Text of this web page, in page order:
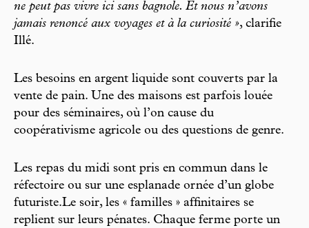
ne peut pas vivre ici sans bagnole. Et nous n’avons
jamais renoncé aux voyages et à la curiosité », clarifie
Illé.
Les besoins en argent liquide sont couverts par la
vente de pain. Une des maisons est parfois louée
pour des séminaires, où l’on cause du
coopérativisme agricole ou des questions de genre.
Les repas du midi sont pris en commun dans le
réfectoire ou sur une esplanade ornée d’un globe
futuriste.Le soir, les « familles » affinitaires se
replient sur leurs pénates. Chaque ferme porte un